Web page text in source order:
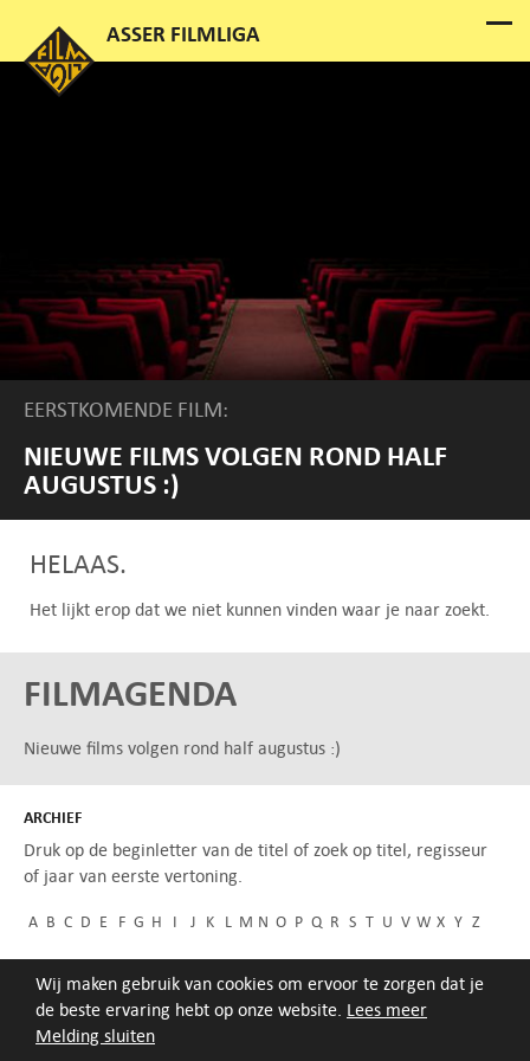
Melding sluiten
Wij maken gebruik van cookies om ervoor te zorgen dat je
de beste ervaring hebt op onze website. Lees meer
EERSTKOMENDE FILM:
NIEUWE FILMS VOLGEN ROND HALF
AUGUSTUS :)
HELAAS.
Het lijkt erop dat we niet kunnen vinden waar je naar zoekt.
FILMAGENDA
Nieuwe films volgen rond half augustus :)
ARCHIEF
Druk op de beginletter van de titel of zoek op titel, regisseur
of jaar van eerste vertoning.
A B C D E F G H I J K L M N O P Q R S T U V W X Y Z